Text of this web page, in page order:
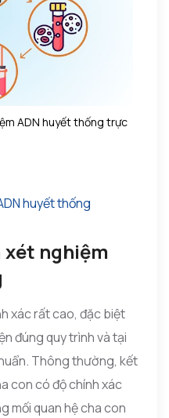
ADN huyết thống trực
huyết thống
nghiệm
xác rất cao, đặc biệt
đúng quy trình và tại
Thông thường, kết
con có độ chính xác
mối quan hệ cha con